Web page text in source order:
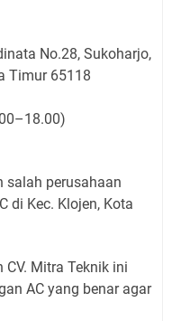
No.28, Sukoharjo,
Timur 65118
salah perusahaan
di Kec. Klojen, Kota
CV. Mitra Teknik ini
AC yang benar agar